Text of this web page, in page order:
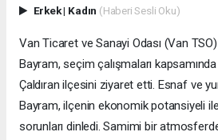
Erkek| Kadın (Haberi Sesli Oku)
Van Ticaret ve Sanayi Odası (Van
Bayram, seçim çalışmaları kapsamında
Çaldıran ilçesini ziyaret etti. Esnaf ve
Bayram, ilçenin ekonomik potansiyeli
sorunları dinledi. Samimi bir